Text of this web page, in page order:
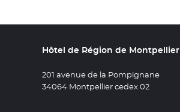
Hôtel de Région de Montpellier
201 avenue de la Pompignane
34064 Montpellier cedex 02